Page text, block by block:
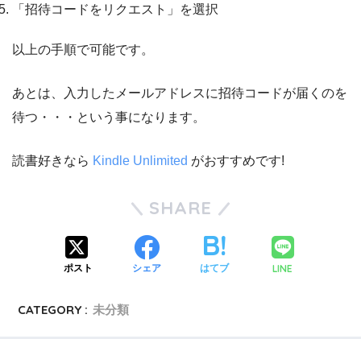
「招待コードをリクエスト」を選択
以上の手順で可能です。
あとは、入力したメールアドレスに招待コードが届くのを
待つ・・・という事になります。
読書好きなら Kindle Unlimited がおすすめです!
SHARE
ポスト シェア はてブ LINE
CATEGORY : 未分類